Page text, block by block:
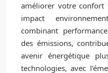
améliorer votre
impact
combinant
des émissions,
avenir énergétique
technologies, avec